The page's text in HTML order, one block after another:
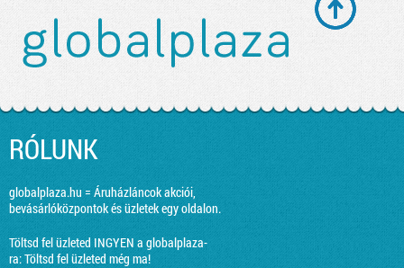
RÓLUNK
globalplaza.hu = Áruházláncok akciói,
bevásárlóközpontok és üzletek egy oldalon.
Töltsd fel üzleted INGYEN a globalplaza-
ra:Töltsd fel üzleted még ma!